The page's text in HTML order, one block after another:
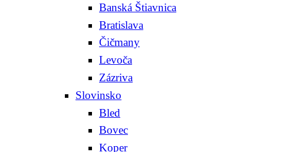
Banská Štiavnica
Bratislava
Čičmany
Levoča
Zázriva
Slovinsko
Bled
Bovec
Koper